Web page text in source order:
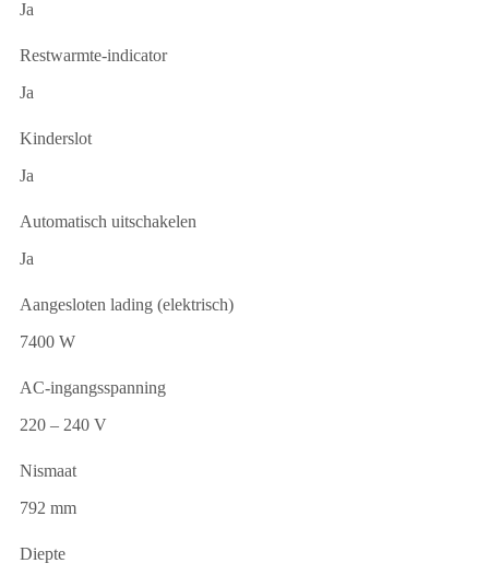
Ja
Restwarmte-indicator
Ja
Kinderslot
Ja
Automatisch uitschakelen
Ja
Aangesloten lading (elektrisch)
7400 W
AC-ingangsspanning
220 – 240 V
Nismaat
792 mm
Diepte